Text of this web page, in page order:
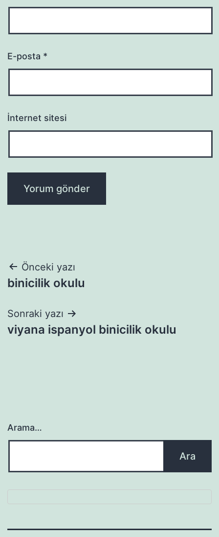
E-posta *
İnternet sitesi
Yazı
gezinmesi
Önceki yazı
binicilik okulu
Sonraki yazı
viyana ispanyol binicilik okulu
Arama…